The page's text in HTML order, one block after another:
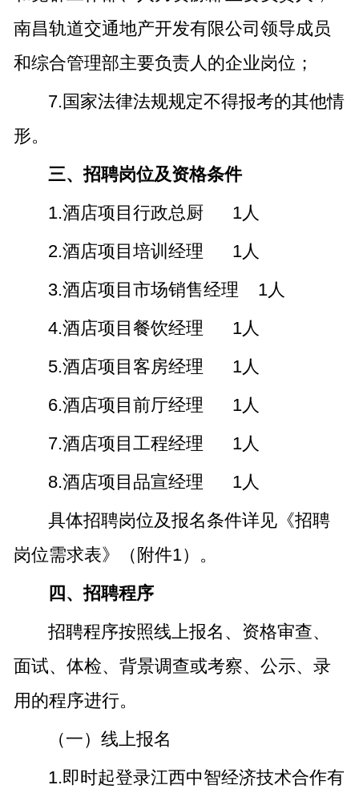
南昌轨道交通地产开发有限公司领导成员
和综合管理部主要负责人的企业岗位；
7.国家法律法规规定不得报考的其他情
形。
三、招聘岗位及资格条件
1.酒店项目行政总厨 1人
2.酒店项目培训经理 1人
3.酒店项目市场销售经理 1人
4.酒店项目餐饮经理 1人
5.酒店项目客房经理 1人
6.酒店项目前厅经理 1人
7.酒店项目工程经理 1人
8.酒店项目品宣经理 1人
具体招聘岗位及报名条件详见《招聘
岗位需求表》（附件1）。
四、招聘程序
招聘程序按照线上报名、资格审查、
面试、体检、背景调查或考察、公示、录
用的程序进行。
（一）线上报名
1.即时起登录江西中智经济技术合作有